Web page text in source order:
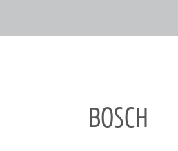
BOSCH